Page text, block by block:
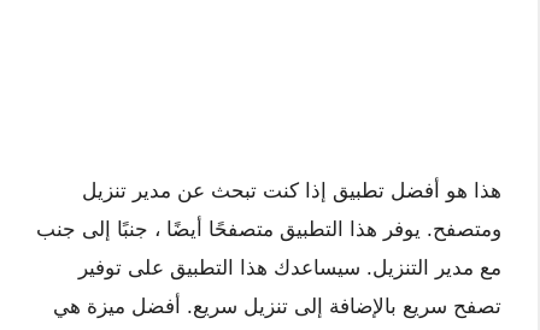
هذا هو أفضل تطبيق إذا كنت تبحث عن مدير تنزيل
ومتصفح. يوفر هذا التطبيق متصفحًا أيضًا ، جنبًا إلى جنب
مع مدير التنزيل. سيساعدك هذا التطبيق على توفير
تصفح سريع بالإضافة إلى تنزيل سريع. أفضل ميزة هي